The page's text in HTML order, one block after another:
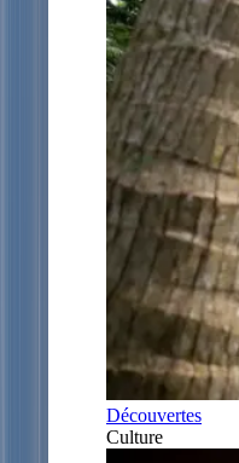
Découvertes
Culture